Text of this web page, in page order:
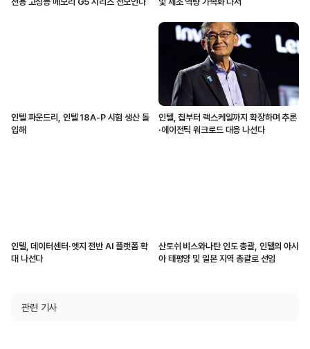
인텔 파운드리, 인텔 18A-P 시험 생산 돌
입해
인텔, 칩부터 랙스케일까지 확장하며 추론
·에이전틱 워크로드 대응 나선다
인텔, 데이터센터·엣지 전반 AI 플랫폼 확
대 나선다
산토쉬 비스와나탄 인도 총괄, 인텔의 아시
아 태평양 및 일본 지역 총괄로 선임
관련 기사